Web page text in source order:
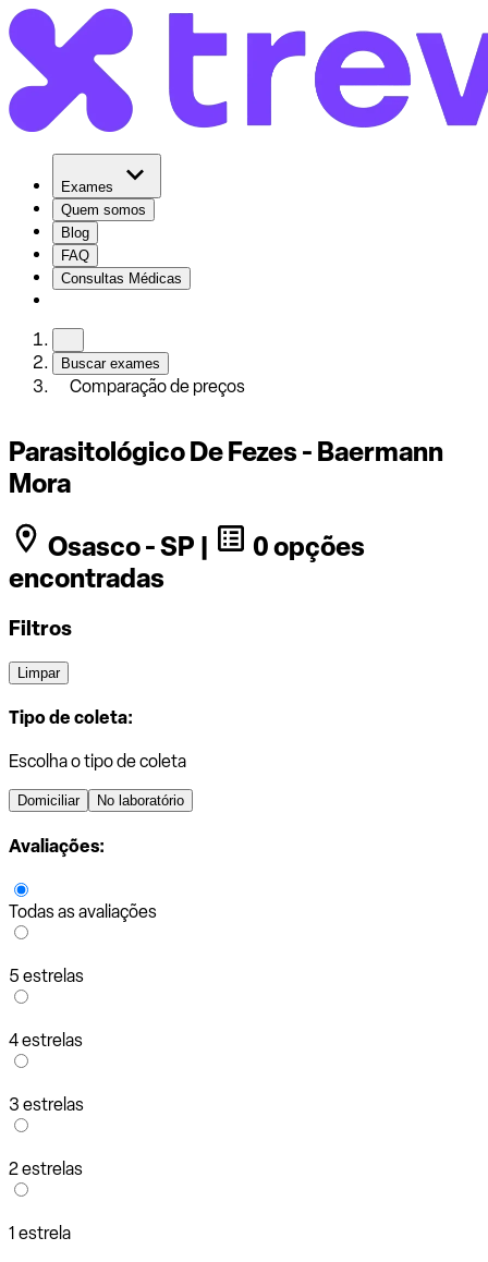
Exames
Quem somos
Blog
FAQ
Consultas Médicas
Buscar exames
Comparação de preços
Parasitológico De Fezes - Baermann
Mora
Osasco - SP |
0 opções
encontradas
Filtros
Limpar
Tipo de coleta:
Escolha o tipo de coleta
Domiciliar No laboratório
Avaliações:
Todas as avaliações
5 estrelas
4 estrelas
3 estrelas
2 estrelas
1 estrela